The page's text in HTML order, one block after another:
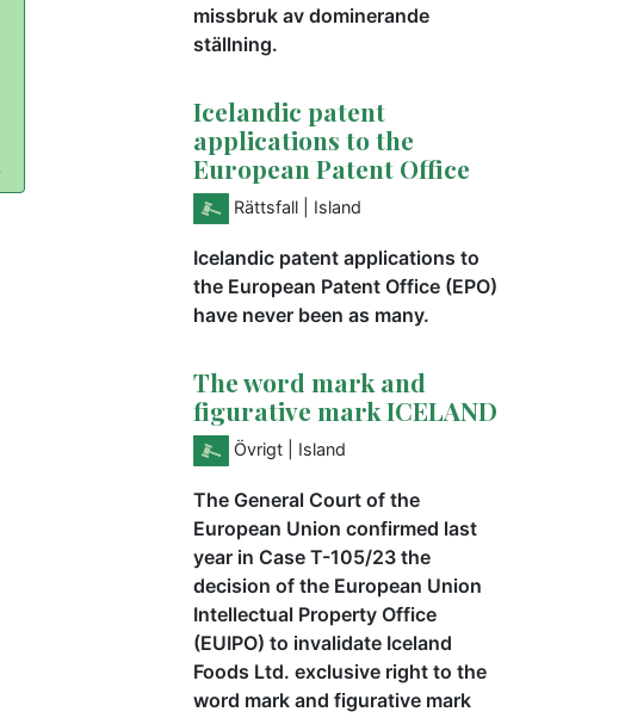
missbruk av dominerande
ställning.
Icelandic patent
applications to the
European Patent Office
Rättsfall | Island
Icelandic patent applications to
the European Patent Office (EPO)
have never been as many.
The word mark and
figurative mark ICELAND
Övrigt | Island
The General Court of the
European Union confirmed last
year in Case T-105/23 the
decision of the European Union
Intellectual Property Office
(EUIPO) to invalidate Iceland
Foods Ltd. exclusive right to the
word mark and figurative mark